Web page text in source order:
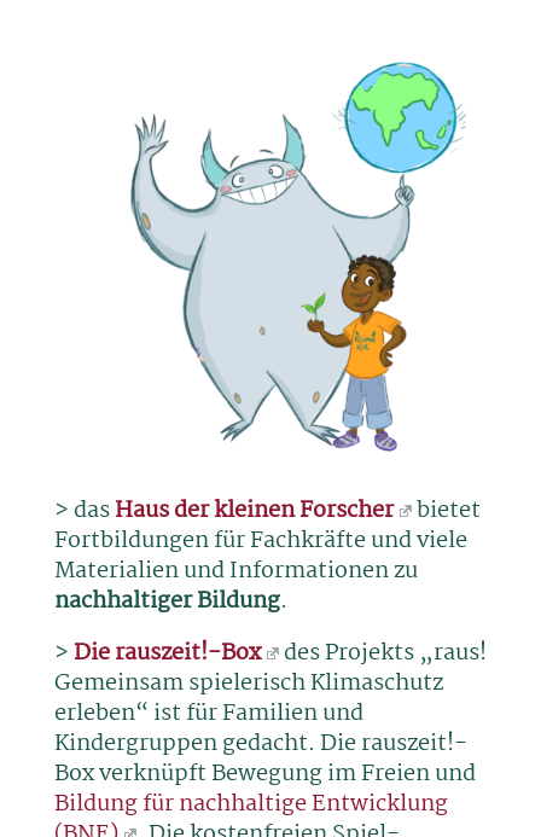
> dasHaus der kleinen Forscher
bietet
Fortbildungen für Fachkräfte und viele
Materialien und Informationen zu
nachhaltiger Bildung.
> Die rauszeit!-Box
des Projekts „raus!
Gemeinsam spielerisch Klimaschutz
erleben“ ist für Familien und
Kindergruppen gedacht. Die rauszeit!-
Box verknüpft Bewegung im Freien und
Bildung für nachhaltige Entwicklung